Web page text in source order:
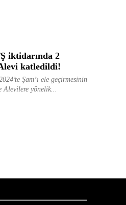
iktidarında 2
katledildi!
Şam’ı ele geçirmesinin
Alevilere yönelik...